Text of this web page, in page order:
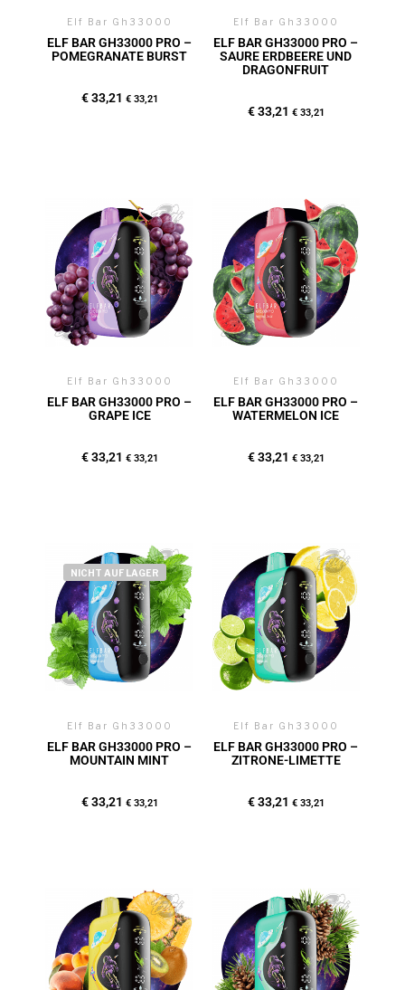
Elf Bar Gh33000
ELF BAR GH33000 PRO –
POMEGRANATE BURST
€33,21 €33,21
Elf Bar Gh33000
ELF BAR GH33000 PRO –
SAURE ERDBEERE UND
DRAGONFRUIT
€33,21 €33,21
Elf Bar Gh33000
ELF BAR GH33000 PRO –
GRAPE ICE
€33,21 €33,21
Elf Bar Gh33000
ELF BAR GH33000 PRO –
WATERMELON ICE
€33,21 €33,21
NICHT AUF LAGER
Elf Bar Gh33000
ELF BAR GH33000 PRO –
MOUNTAIN MINT
€33,21 €33,21
Elf Bar Gh33000
ELF BAR GH33000 PRO –
ZITRONE-LIMETTE
€33,21 €33,21